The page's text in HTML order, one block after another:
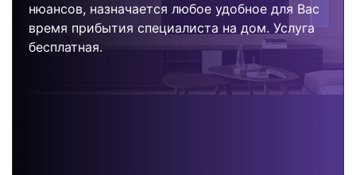
нюансов, назначается любое удобное для Вас
время прибытия специалиста на дом. Услуга
бесплатная.